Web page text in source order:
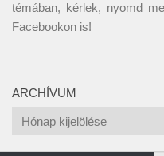
témában, kérlek, nyomd
Facebookon is!
ARCHÍVUM
Archívum